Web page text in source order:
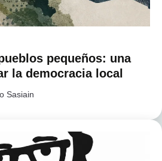
pequeños: una
la democracia local
Sasiain